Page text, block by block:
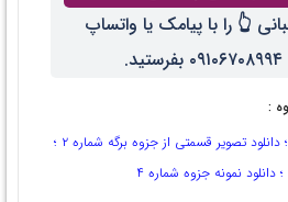
👆 را با پیامک یا واتساپ
:
؛ دانلود تصویر قسمتی از جزوه برگه شماره ۲
؛
؛ دانلود نمونه جزوه شماره ۴